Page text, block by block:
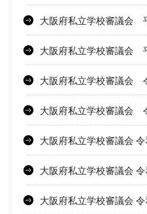
大阪府私立学校審議会
大阪府私立学校審議会
大阪府私立学校審議会
大阪府私立学校審議会
大阪府私立学校審議会
大阪府私立学校審議会
大阪府私立学校審議会